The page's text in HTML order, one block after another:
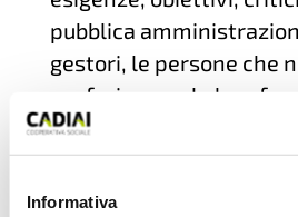
Informativa
pubblica
gestori, le persone che
usufruiscono, le loro
comunità dove vivono.
raccontate dalle diverse